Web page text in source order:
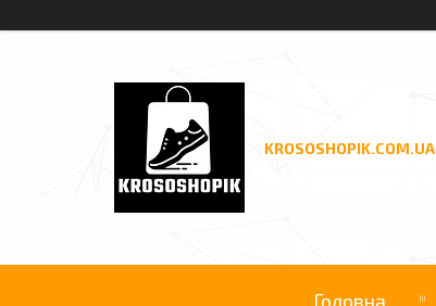
KROSOSHOPIK.COM.UA
Головна